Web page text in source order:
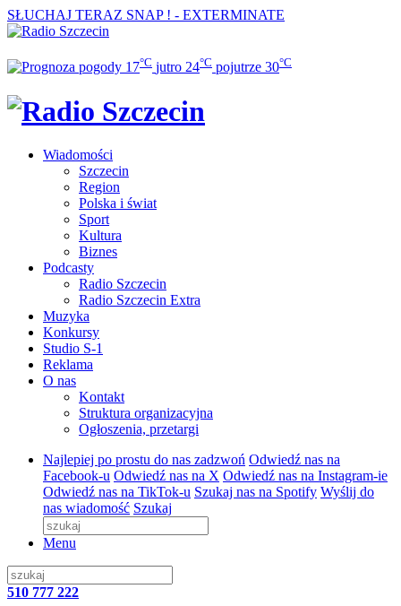
SŁUCHAJ TERAZ SNAP ! - EXTERMINATE
17°C jutro 24°C pojutrze 30°C
Wiadomości
Szczecin
Region
Polska i świat
Sport
Kultura
Biznes
Podcasty
Radio Szczecin
Radio Szczecin Extra
Muzyka
Konkursy
Studio S-1
Reklama
O nas
Kontakt
Struktura organizacyjna
Ogłoszenia, przetargi
Najlepiej po prostu do nas zadzwoń Odwiedź nas na
Facebook-u Odwiedź nas na X Odwiedź nas na Instagram-ie
Odwiedź nas na TikTok-u Szukaj nas na Spotify Wyślij do
nas wiadomość Szukaj
Menu
510 777 222